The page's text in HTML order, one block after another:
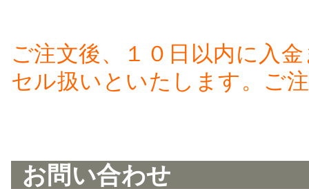
ご注文後、１０日以内に入
セル扱いといたします。ご
お問い合わせ